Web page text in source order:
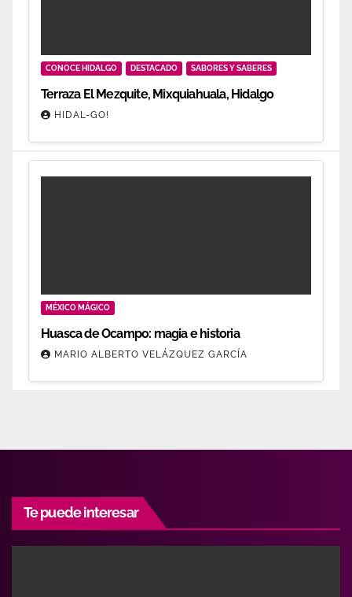
CONOCE HIDALGO DESTACADO SABORES Y SABERES
Terraza El Mezquite, Mixquiahuala, Hidalgo
HIDAL-GO!
MÉXICO MÁGICO
Huasca de Ocampo: magia e historia
MARIO ALBERTO VELÁZQUEZ GARCÍA
Te puede interesar